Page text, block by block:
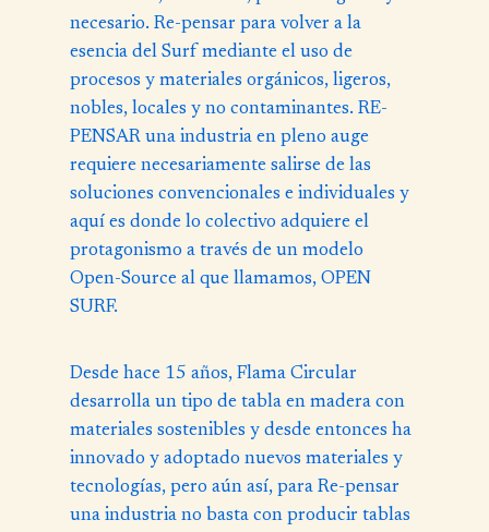
necesario. Re-pensar para volver a la
esencia del Surf mediante el uso de
procesos y materiales orgánicos, ligeros,
nobles, locales y no contaminantes. RE-
PENSAR una industria en pleno auge
requiere necesariamente salirse de las
soluciones convencionales e individuales y
aquí es donde lo colectivo adquiere el
protagonismo a través de un modelo
Open-Source al que llamamos, OPEN
SURF.
Desde hace 15 años, Flama Circular
desarrolla un tipo de tabla en madera con
materiales sostenibles y desde entonces ha
innovado y adoptado nuevos materiales y
tecnologías, pero aún así, para Re-pensar
una industria no basta con producir tablas